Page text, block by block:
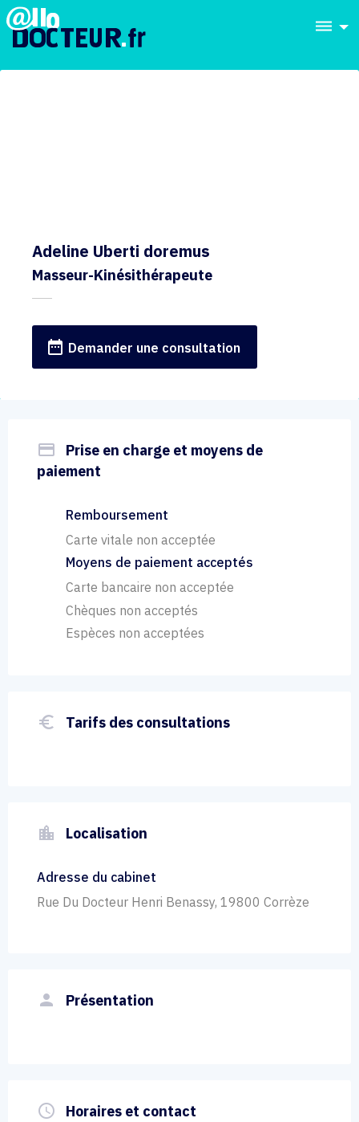
dehaze
Adeline Uberti doremus
Masseur-Kinésithérapeute
date_range Demander une consultation
payment
Prise en charge et moyens de
paiement
Remboursement
Carte vitale non acceptée
Moyens de paiement acceptés
Carte bancaire non acceptée
Chèques non acceptés
Espèces non acceptées
euro_symbol Tarifs des consultations
location_city Localisation
Adresse du cabinet
Rue Du Docteur Henri Benassy, 19800 Corrèze
person Présentation
query_builder Horaires et contact